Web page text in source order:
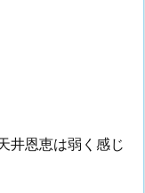
井恩恵は弱く感じ